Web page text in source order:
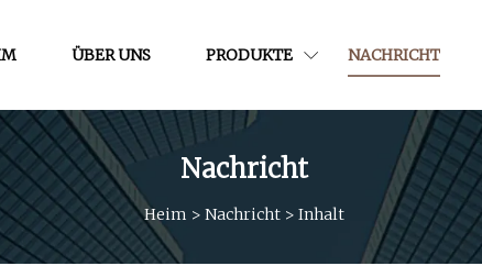
ÜBER UNS PRODUKTE NACHRICHT
Nachricht
Heim > Nachricht > Inhalt